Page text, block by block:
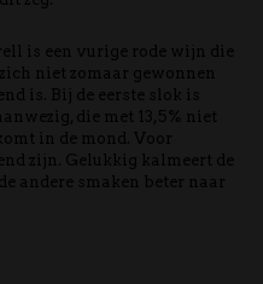
is een vurige rode wijn die
niet zomaar gewonnen
is. Bij de eerste slok is
die met 13,5% niet
in de mond. Voor
zijn. Gelukkig kalmeert de
andere smaken beter naar